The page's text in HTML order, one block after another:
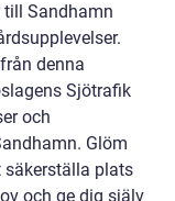
till Sandhamn
denna
Sjötrafik
och
Glöm
plats
och ge dig själv